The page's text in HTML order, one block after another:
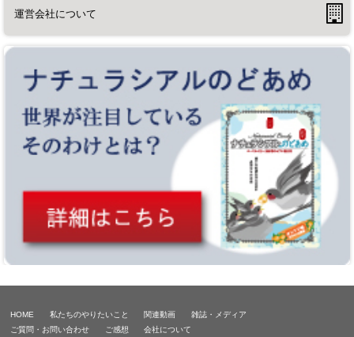
運営会社について
HOME 私たちのやりたいこと 関連動画
雑誌・メディア
ご質問・お問い合わせ
ご感想 会社について